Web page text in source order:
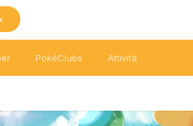
PokéClubs Attività